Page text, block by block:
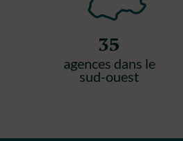
35
agences dans le
sud-ouest